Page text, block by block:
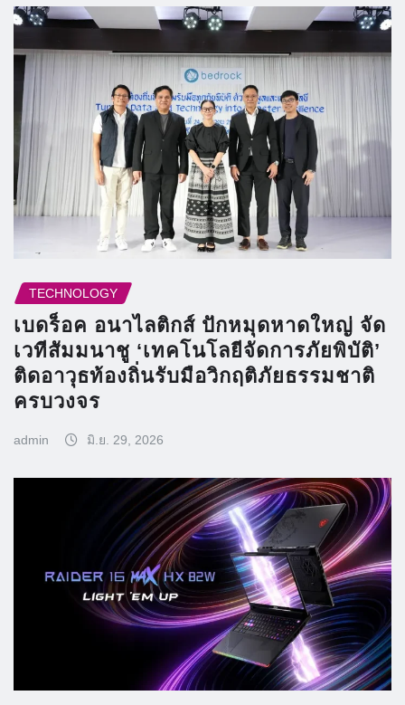
TECHNOLOGY
เบดร็อค อนาไลติกส์ ปักหมุดหาดใหญ่ จัด
เวทีสัมมนาชู ‘เทคโนโลยีจัดการภัยพิบัติ’
ติดอาวุธท้องถิ่นรับมือวิกฤติภัยธรรมชาติ
ครบวงจร
admin มิ.ย. 29, 2026